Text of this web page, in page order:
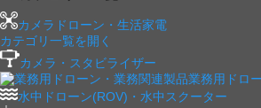
カメラドローン・生活家電
カテゴリ一覧を開く
カメラ・スタビライザー
業務用ドロ
水中ドローン(ROV)・水中スクーター